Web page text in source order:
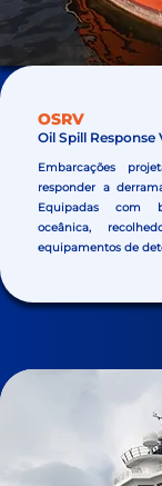
OSRV
Oil Spill Response
Embarcações
responder a
Equipadas com
oceânica,
equipamentos de